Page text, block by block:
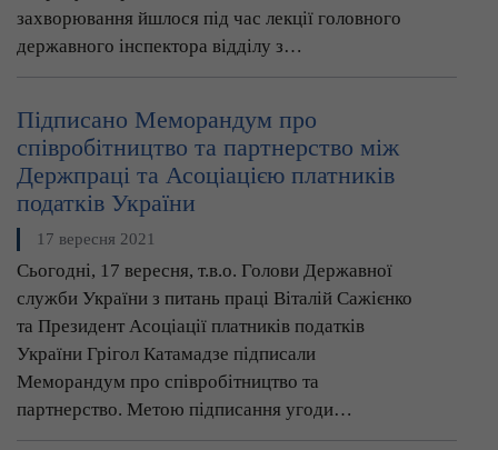
захворювання йшлося під час лекції головного
державного інспектора відділу з…
Підписано Меморандум про
співробітництво та партнерство між
Держпраці та Асоціацією платників
податків України
17 вересня 2021
Сьогодні, 17 вересня, т.в.о. Голови Державної
служби України з питань праці Віталій Сажієнко
та Президент Асоціації платників податків
України Грігол Катамадзе підписали
Меморандум про співробітництво та
партнерство. Метою підписання угоди…